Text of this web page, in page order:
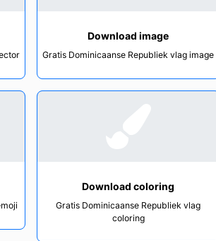
Download image
Gratis Dominicaanse Republiek vlag image
Download coloring
Gratis Dominicaanse Republiek vlag
coloring